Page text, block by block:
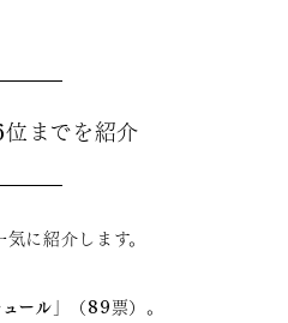
までを紹介
に紹介します。
ール 」（89票）。